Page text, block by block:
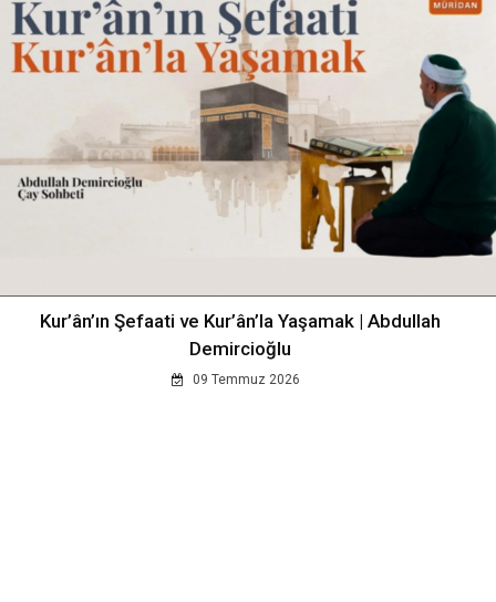
Kur’ân’ın Şefaati ve Kur’ân’la Yaşamak | Abdullah
Demircioğlu
09 Temmuz 2026